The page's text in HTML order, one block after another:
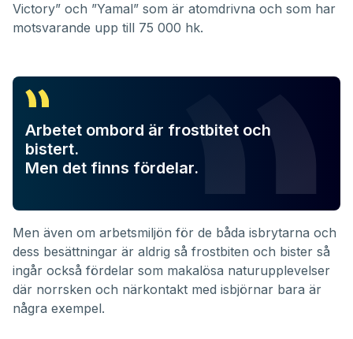
Victory” och ”Yamal” som är atomdrivna och som har
motsvarande upp till 75 000 hk.
Arbetet ombord är frostbitet och
bistert.
Men det finns fördelar.
Men även om arbetsmiljön för de båda isbrytarna och
dess besättningar är aldrig så frostbiten och bister så
ingår också fördelar som makalösa naturupplevelser
där norrsken och närkontakt med isbjörnar bara är
några exempel.